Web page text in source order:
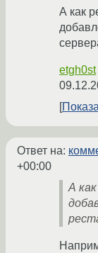
А как
etgh0st
Ответ на:
+00:00
А